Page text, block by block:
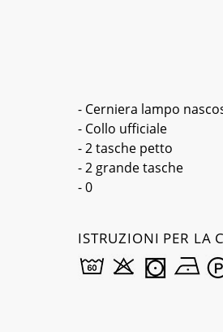
- Cerniera lampo
- Collo ufficiale
- 2 tasche petto
- 2 grande tasche
- 0
ISTRUZIONI PER LA